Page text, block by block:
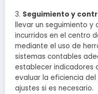
3. Seguimiento y
llevar un seguimiento y
incurridos en el centro
mediante el uso de
sistemas contables
establecer indicadores
evaluar la eficiencia
ajustes si es necesario.